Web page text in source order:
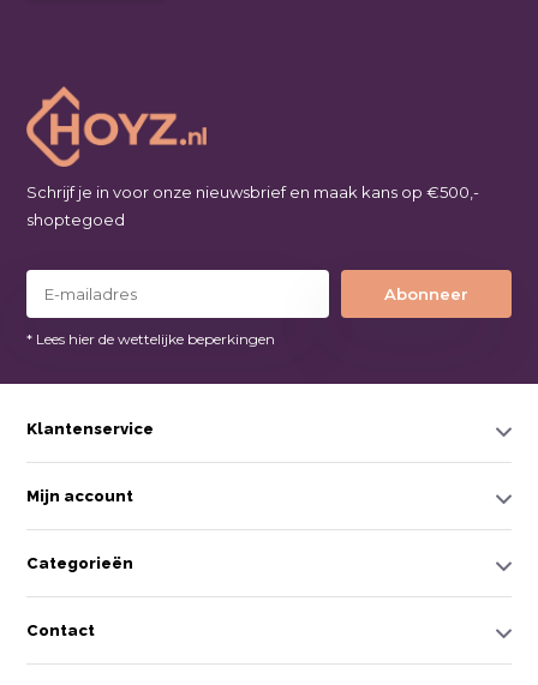
Schrijf je in voor onze nieuwsbrief en maak kans op €500,-
shoptegoed
Abonneer
* Lees hier de wettelijke beperkingen
Klantenservice
Mijn account
Categorieën
Contact